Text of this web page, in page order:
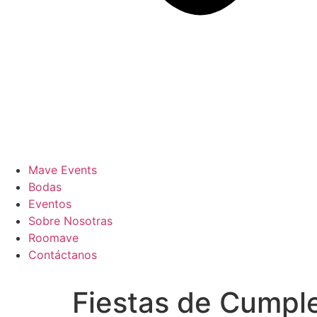
Mave Events
Bodas
Eventos
Sobre Nosotras
Roomave
Contáctanos
Fiestas de